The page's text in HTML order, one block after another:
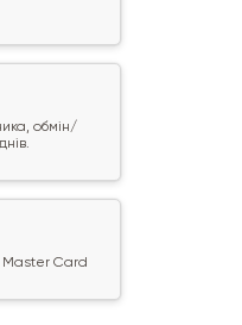
обмін/
Master Card